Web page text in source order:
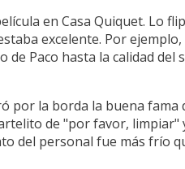
en Casa Quiquet. Lo
excelente. Por
de Paco hasta la calidad
por la borda la buena
de "por favor,
del personal fue más frío